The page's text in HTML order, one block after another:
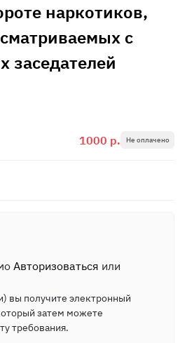
наркотиков,
с
заседателей
1000 р. Не оплачено
Авторизоваться или
вы получите электронный
затем можете
требования.